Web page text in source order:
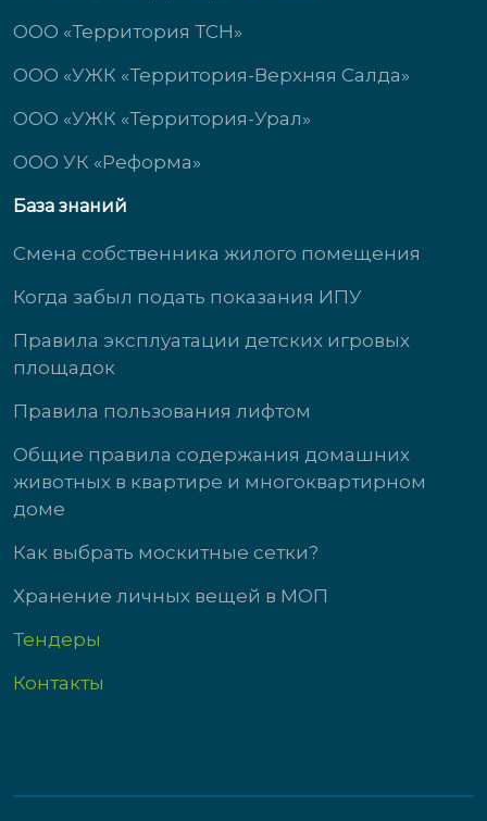
ООО «Территория ТСН»
ООО «УЖК «Территория-Верхняя Салда»
ООО «УЖК «Территория-Урал»
ООО УК «Реформа»
База знаний
Смена собственника жилого помещения
Когда забыл подать показания ИПУ
Правила эксплуатации детских игровых
площадок
Правила пользования лифтом
Общие правила содержания домашних
животных в квартире и многоквартирном
доме
Как выбрать москитные сетки?
Хранение личных вещей в МОП
Тендеры
Контакты